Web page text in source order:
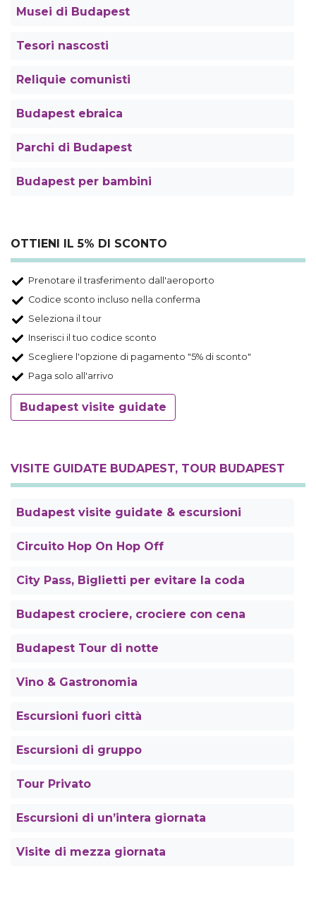
Musei di Budapest
Tesori nascosti
Reliquie comunisti
Budapest ebraica
Parchi di Budapest
Budapest per bambini
OTTIENI IL 5% DI SCONTO
Prenotare il trasferimento dall'aeroporto
Codice sconto incluso nella conferma
Seleziona il tour
Inserisci il tuo codice sconto
Scegliere l'opzione di pagamento "5% di sconto"
Paga solo all'arrivo
Budapest visite guidate
VISITE GUIDATE BUDAPEST, TOUR BUDAPEST
Budapest visite guidate & escursioni
Circuito Hop On Hop Off
City Pass, Biglietti per evitare la coda
Budapest crociere, crociere con cena
Budapest Tour di notte
Vino & Gastronomia
Escursioni fuori città
Escursioni di gruppo
Tour Privato
Escursioni di un’intera giornata
Visite di mezza giornata